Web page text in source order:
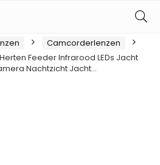
Camcorderlenzen
Feeder Infrarood LEDs Jacht
Nachtzicht Jacht…